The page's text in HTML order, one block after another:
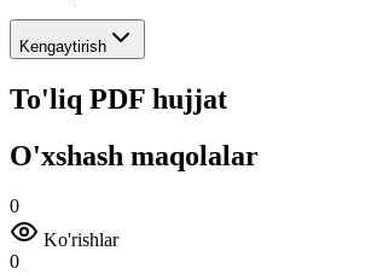
Kengaytirish
To'liq PDF hujjat
O'xshash maqolalar
0
Ko'rishlar
0